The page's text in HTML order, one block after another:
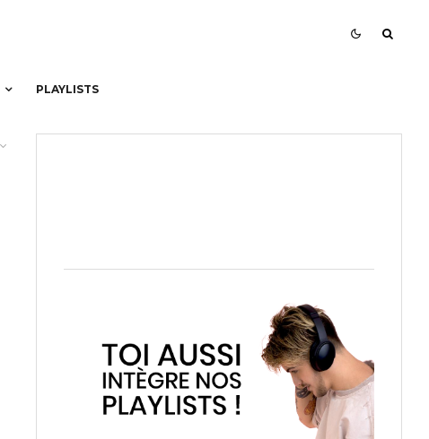
PLAYLISTS